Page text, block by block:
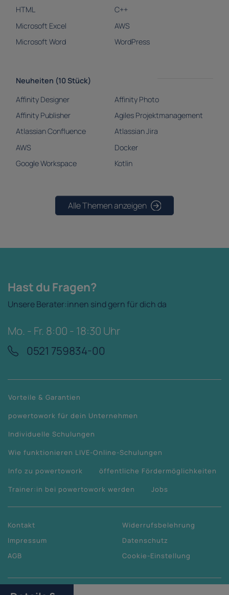
HTML
C++
Microsoft Excel
AWS
Microsoft Word
WordPress
Neuheiten (10 Stück)
Affinity Designer
Affinity Photo
Affinity Publisher
Agiles Projektmanagement
Atlassian Confluence
Atlassian Jira
AWS
Docker
Google Workspace
Kotlin
Alle Themen anzeigen
Hast du Fragen?
Unsere Berater:innen sind gern für dich da
Mo. - Fr. 8:00 - 18:30 Uhr
0521 759834-00
Vorteile & Garantien
powertowork für dein Unternehmen
Individuelle Schulungen
Wie funktionieren LIVE-Online-Schulungen
Info zu powertowork
öffentliche Fördermöglichkeiten
Trainer:in bei powertowork werden
Jobs
Kontakt
Impressum
AGB
Widerrufsbelehrung
Datenschutz
Cookie-Einstellung
Copyright 2026